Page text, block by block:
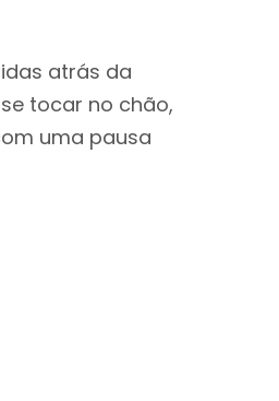
atrás da
tocar no chão,
uma pausa